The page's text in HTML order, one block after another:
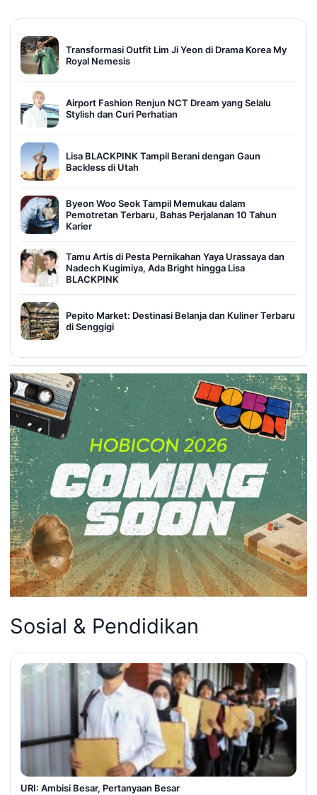
Transformasi Outfit Lim Ji Yeon di Drama Korea My
Royal Nemesis
Airport Fashion Renjun NCT Dream yang Selalu
Stylish dan Curi Perhatian
Lisa BLACKPINK Tampil Berani dengan Gaun
Backless di Utah
Byeon Woo Seok Tampil Memukau dalam
Pemotretan Terbaru, Bahas Perjalanan 10 Tahun
Karier
Tamu Artis di Pesta Pernikahan Yaya Urassaya dan
Nadech Kugimiya, Ada Bright hingga Lisa
BLACKPINK
Pepito Market: Destinasi Belanja dan Kuliner Terbaru
di Senggigi
Sosial & Pendidikan
URI: Ambisi Besar, Pertanyaan Besar